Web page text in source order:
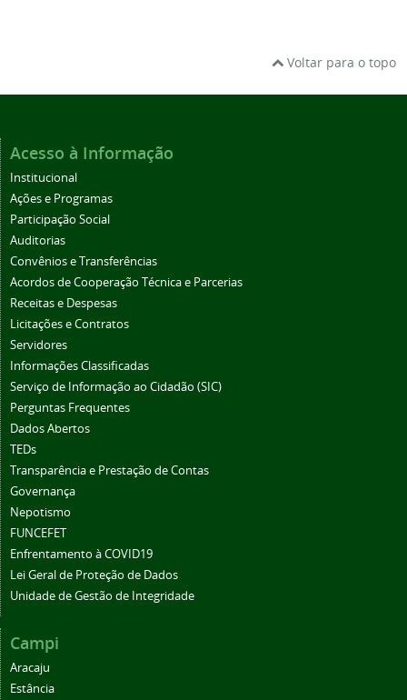
Voltar para o topo
Acesso à Informação
Institucional
Ações e Programas
Participação Social
Auditorias
Convênios e Transferências
Acordos de Cooperação Técnica e Parcerias
Receitas e Despesas
Licitações e Contratos
Servidores
Informações Classificadas
Serviço de Informação ao Cidadão (SIC)
Perguntas Frequentes
Dados Abertos
TEDs
Transparência e Prestação de Contas
Governança
Nepotismo
FUNCEFET
Enfrentamento à COVID19
Lei Geral de Proteção de Dados
Unidade de Gestão de Integridade
Campi
Aracaju
Estância